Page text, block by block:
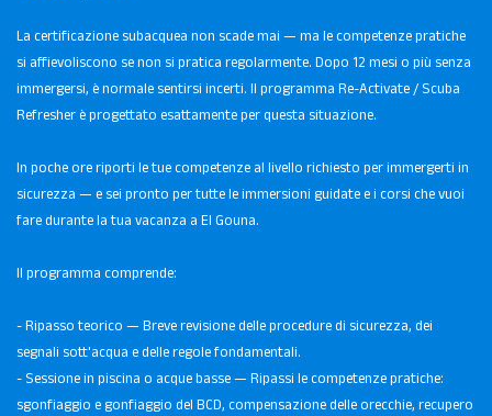
La certificazione subacquea non scade mai — ma le competenze pratiche
si affievoliscono se non si pratica regolarmente. Dopo 12 mesi o più senza
immergersi, è normale sentirsi incerti. Il programma Re-Activate / Scuba
Refresher è progettato esattamente per questa situazione.
In poche ore riporti le tue competenze al livello richiesto per immergerti in
sicurezza — e sei pronto per tutte le immersioni guidate e i corsi che vuoi
fare durante la tua vacanza a El Gouna.
Il programma comprende:
- Ripasso teorico — Breve revisione delle procedure di sicurezza, dei
segnali sott'acqua e delle regole fondamentali.
- Sessione in piscina o acque basse — Ripassi le competenze pratiche:
sgonfiaggio e gonfiaggio del BCD, compensazione delle orecchie, recupero